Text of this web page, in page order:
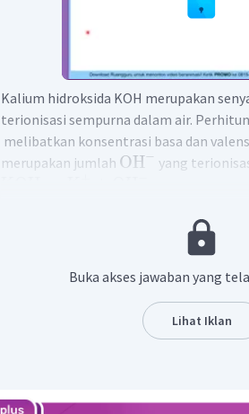
Kalium hidroksida KOH merupakan
terionisasi sempurna dalam air.
melibatkan konsentrasi basa dan
merupakan jumlah OH− yang
KOH tersebut berturt-turut adalah
Buka akses jawaban yang
Lihat Iklan